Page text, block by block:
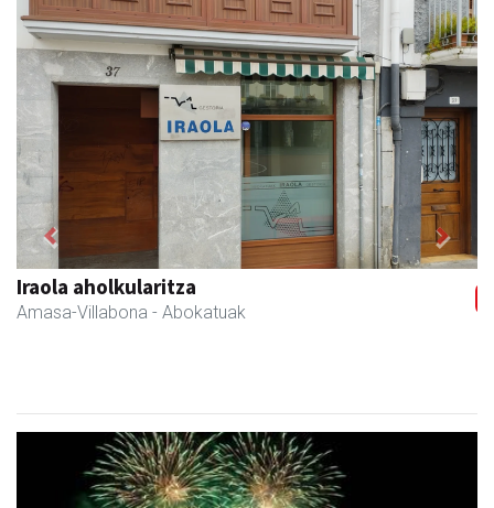
Arindu fisioterapia eta osteopatia
Amasa-Villabona - Fisioterapia
Previous Next